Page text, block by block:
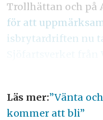
Trollhättan och på
för att
isbrytardriften nu
Läs mer:”Vänta
kommer att bli”